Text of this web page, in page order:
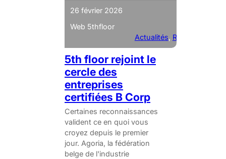
26 février 2026
Web 5thfloor
Actualités, RSE
5th floor rejoint le
cercle des
entreprises
certifiées B Corp
Certaines reconnaissances
valident ce en quoi vous
croyez depuis le premier
jour. Agoria, la fédération
belge de l'industrie